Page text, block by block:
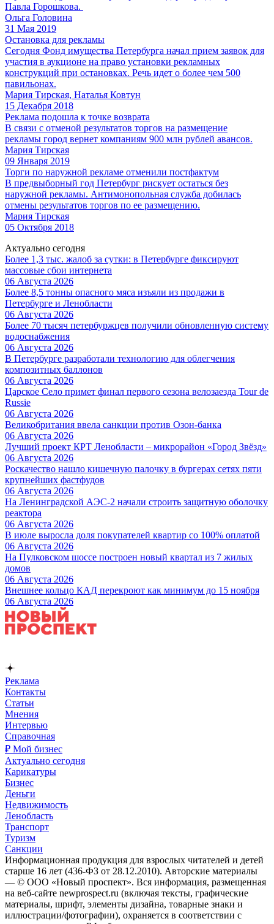
Павла Горошкова.
Ольга Головина
31 Мая 2019
Остановка для рекламы
Сегодня Фонд имущества Петербурга начал прием заявок для
участия в аукционе на право установки рекламных
конструкций при остановках. Речь идет о более чем 500
павильонах.
Мария Тирская, Наталья Ковтун
15 Декабря 2018
Реклама подошла к точке возврата
В связи с отменой результатов торгов на размещение
рекламы город вернет компаниям 900 млн рублей авансов.
Мария Тирская
09 Января 2019
Торги по наружной рекламе отменили постфактум
В предвыборный год Петербург рискует остаться без
наружной рекламы. Антимонопольная служба добилась
отмены результатов торгов по ее размещению.
Мария Тирская
05 Октября 2018
Актуально сегодня
Более 1,3 тыс. жалоб за сутки: в Петербурге фиксируют
массовые сбои интернета
06 Августа 2026
Более 8,5 тонны опасного мяса изъяли из продажи в
Петербурге и Ленобласти
06 Августа 2026
Более 70 тысяч петербуржцев получили обновленную систему
водоснабжения
06 Августа 2026
В Петербурге разработали технологию для облегчения
композитных баллонов
06 Августа 2026
Царское Село примет финал первого сезона велозаезда Tour de
Russie
06 Августа 2026
Великобритания ввела санкции против Озон-банка
06 Августа 2026
Лучший проект КРТ Ленобласти – микрорайон «Город Звёзд»
06 Августа 2026
Роскачество нашло кишечную палочку в бургерах сетях пяти
крупнейших фастфудов
06 Августа 2026
На Ленинградской АЭС-2 начали строить защитную оболочку
реактора
06 Августа 2026
В июле выросла доля покупателей квартир со 100% оплатой
06 Августа 2026
На Пулковском шоссе построен новый квартал из 7 жилых
домов
06 Августа 2026
Внешнее кольцо КАД перекроют как минимум до 15 ноября
06 Августа 2026
Реклама
Контакты
Статьи
Мнения
Интервью
Справочная
₽ Мой бизнес
Актуально сегодня
Карикатуры
Бизнес
Деньги
Недвижимость
Ленобласть
Транспорт
Туризм
Санкции
Информационная продукция для взрослых читателей и детей
старше 16 лет (436-ФЗ от 28.12.2010). Авторские материалы
— © ООО «Новый проспект». Вся информация, размещенная
на веб-сайте newprospect.ru (включая тексты, графические
материалы, шрифт, элементы дизайна, товарные знаки и
иллюстрации/фотографии), охраняется в соответствии с